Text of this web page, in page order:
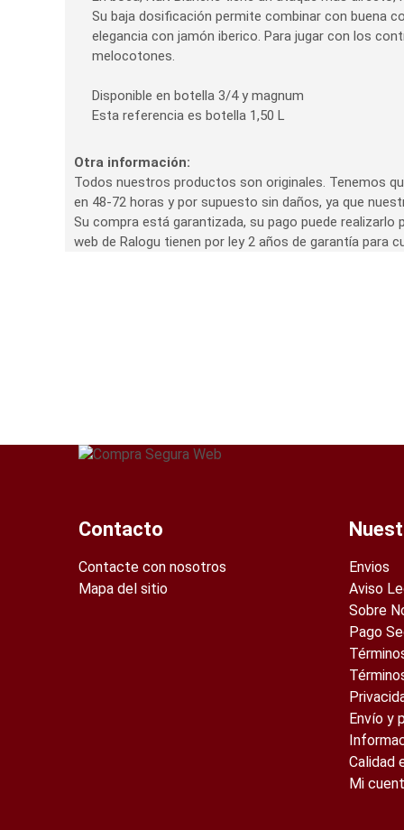
Su baja dosificación permite combinar con buena
elegancia con jamón iberico. Para jugar con los
melocotones.
Disponible en botella 3/4 y magnum
Esta referencia es botella 1,50 L
Otra información:
Todos nuestros productos son originales. Tenemos
en 48-72 horas y por supuesto sin daños, ya que
Su compra está garantizada, su pago puede
web de Ralogu tienen por ley 2 años de garantía para
Contacto
Contacte con nosotros
Mapa del sitio
Envios
Aviso
Sobre
Pago
Envío y
Calidad
Mi